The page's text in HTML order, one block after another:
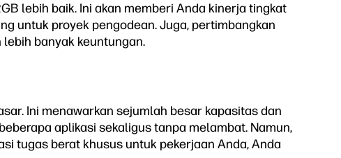
lebih baik. Ini akan memberi Anda kinerja tingkat
untuk proyek pengodean. Juga, pertimbangkan
banyak keuntungan.
Ini menawarkan sejumlah besar kapasitas dan
aplikasi sekaligus tanpa melambat. Namun,
tugas berat khusus untuk pekerjaan Anda, Anda